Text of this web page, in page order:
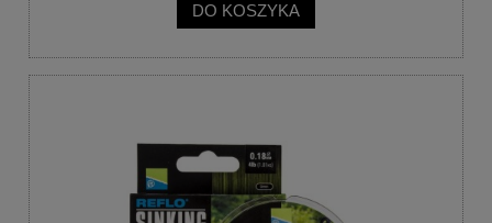
DO KOSZYKA